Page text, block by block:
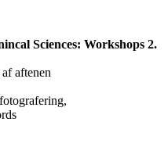
Sciences: Workshops 2.
aftenen